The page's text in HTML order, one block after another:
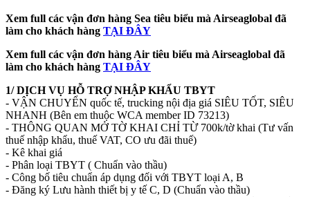
Xem full các vận đơn hàng Sea tiêu biểu mà Airseaglobal đã
làm cho khách hàng TẠI ĐÂY
Xem full các vận đơn hàng Air tiêu biểu mà Airseaglobal đã
làm cho khách hàng TẠI ĐÂY
1/ DỊCH VỤ HỖ TRỢ NHẬP KHẨU TBYT
- VẬN CHUYỂN quốc tế, trucking nội địa giá SIÊU TỐT, SIÊU
NHANH (Bên em thuộc WCA member ID 73213)
- THÔNG QUAN MỞ TỜ KHAI CHỈ TỪ 700k/tờ khai (Tư vấn
thuế nhập khẩu, thuế VAT, CO ưu đãi thuế)
- Kê khai giá
- Phân loại TBYT ( Chuẩn vào thầu)
- Công bố tiêu chuẩn áp dụng đối với TBYT loại A, B
- Đăng ký Lưu hành thiết bị y tế C, D (Chuẩn vào thầu)